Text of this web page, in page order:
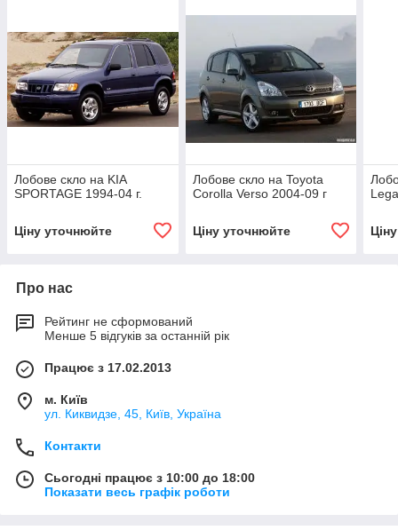
Лобове скло на KIA
SPORTAGE 1994-04 г.
Ціну уточнюйте
Лобове скло на Toyota
Corolla Verso 2004-09 г
Ціну уточнюйте
Про нас
Рейтинг не сформований
Менше 5 відгуків за останній рік
Працює з 17.02.2013
м. Київ
ул. Киквидзе, 45, Київ, Україна
Контакти
Сьогодні працює з 10:00 до 18:00
Показати весь графік роботи